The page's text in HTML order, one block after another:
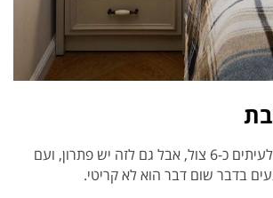
4 צול יכול להתגלות לעיתים כ-6 צול, אבל גם לזה יש פתרון, ועם
בדבר שום דבר הוא לא קריטי.